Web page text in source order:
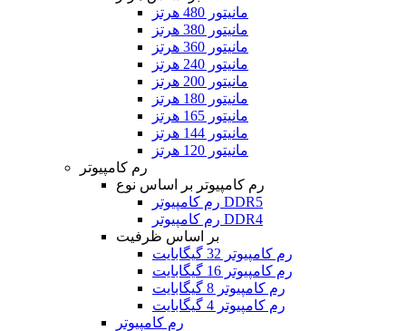
مانیتور 480 هرتز
مانیتور 380 هرتز
مانیتور 360 هرتز
مانیتور 240 هرتز
مانیتور 200 هرتز
مانیتور 180 هرتز
مانیتور 165 هرتز
مانیتور 144 هرتز
مانیتور 120 هرتز
رم کامپیوتر
رم کامپیوتر بر اساس نوع
رم کامپیوتر DDR5
رم کامپیوتر DDR4
بر اساس ظرفیت
رم کامپیوتر 32 گیگابایت
رم کامپیوتر 16 گیگابایت
رم کامپیوتر 8 گیگابایت
رم کامپیوتر 4 گیگابایت
رم کامپیوتر